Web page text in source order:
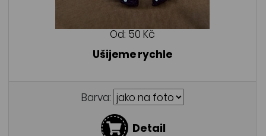
Od: 50 Kč
Ušijeme rychle
Barva:
Detail